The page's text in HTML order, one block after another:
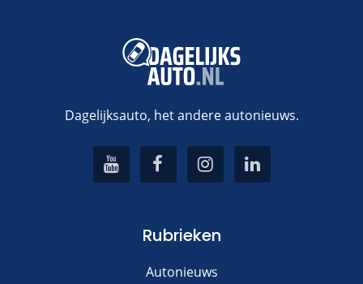
Dagelijksauto, het andere autonieuws.
Rubrieken
Autonieuws